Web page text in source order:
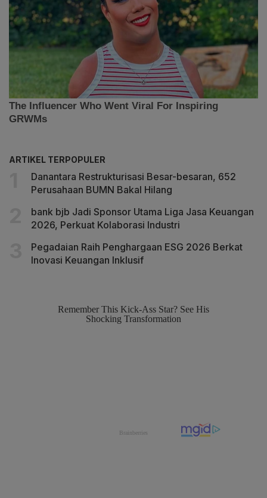
ARTIKEL TERPOPULER
Danantara Restrukturisasi Besar-besaran, 652
Perusahaan BUMN Bakal Hilang
bank bjb Jadi Sponsor Utama Liga Jasa Keuangan
2026, Perkuat Kolaborasi Industri
Pegadaian Raih Penghargaan ESG 2026 Berkat
Inovasi Keuangan Inklusif